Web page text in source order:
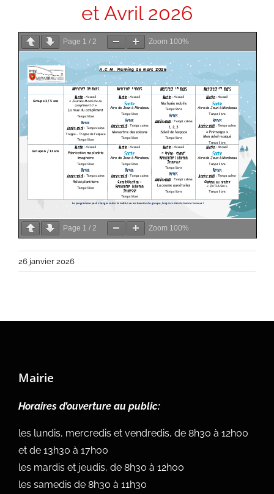
et Avril 2026
Page 1 / 2 Zoom 100%
Page 1 / 2 Zoom 100%
26 janvier 2026
Mairie
Horaires d’ouverture au public:
les lundis, mercredis et vendredis, de 8h30 à 12h00
et de 13h30 à 17h00
les mardis et jeudis, de 8h30 à 12h00
les samedis de 8h30 à 11h30